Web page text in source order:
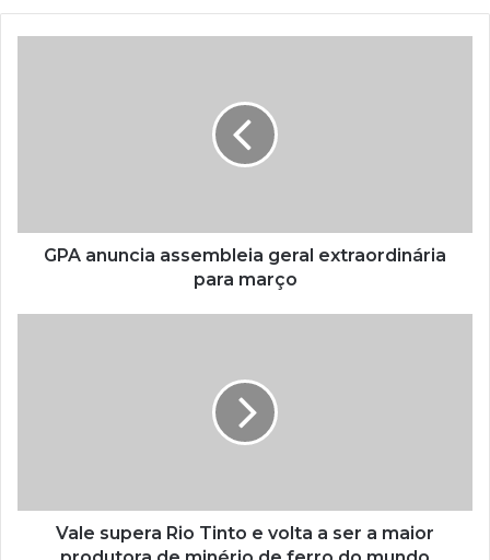
GPA anuncia assembleia geral extraordinária
para março
Vale supera Rio Tinto e volta a ser a maior